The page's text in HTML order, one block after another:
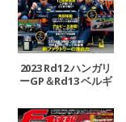
2023 Rd12 ハンガリ
ーGP＆Rd13 ベルギ